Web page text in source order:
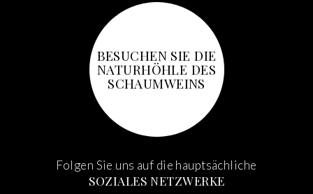
BESUCHEN SIE DIE
NATURHÖHLE DES
SCHAUMWEINS
Folgen Sie uns auf die hauptsächliche
SOZIALES NETZWERKE